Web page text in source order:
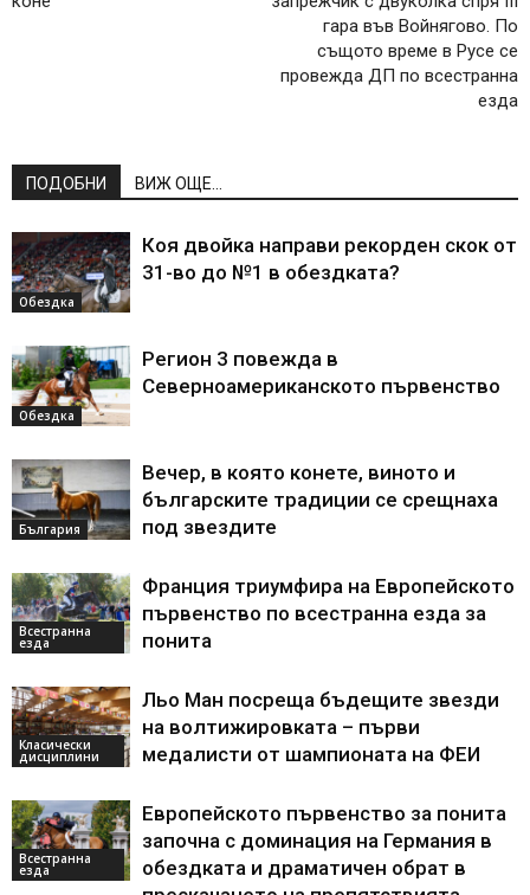
гара във Войнягово. По
същото време в Русе се
провежда ДП по всестранна
езда
ПОДОБНИ ВИЖ ОЩЕ...
Обездка
Коя двойка направи рекорден скок от
31-во до №1 в обездката?
Обездка
Регион 3 повежда в
Северноамериканското първенство
България
Вечер, в която конете, виното и
българските традиции се срещнаха
под звездите
Всестранна
езда
Франция триумфира на Европейското
първенство по всестранна езда за
понита
Класически
дисциплини
Льо Ман посреща бъдещите звезди
на волтижировката – първи
медалисти от шампионата на ФЕИ
Всестранна
езда
Европейското първенство за понита
започна с доминация на Германия в
обездката и драматичен обрат в